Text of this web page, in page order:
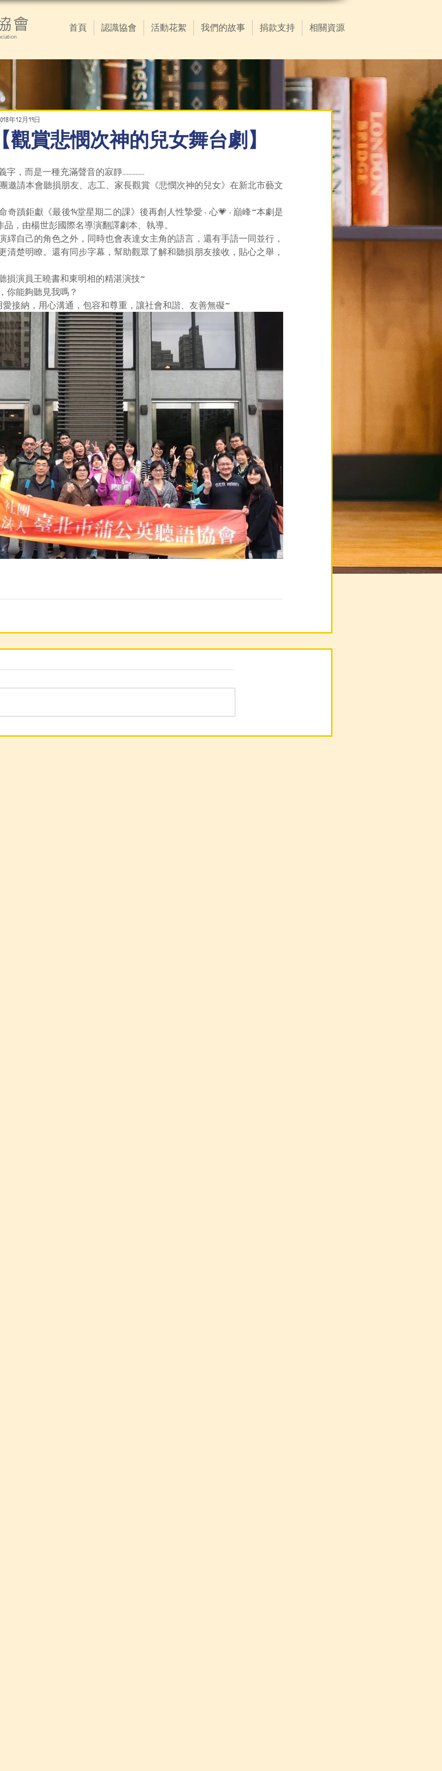
會 首頁 認識協會 活動花絮 我們的故事 捐款支持 相關資源
觀賞悲憫次神的兒女舞台劇】
年12月19日
，而是一種充滿聲音的寂靜...............
邀請本會聽損朋友、志工、家長觀賞《悲憫次神的兒女》在新北市藝文
奇蹟鉅獻《最後14堂星期二的課》後再創人性摯愛 ‧ 心💗 ‧ 巔峰~本劇是
品，由楊世彭國際名導演翻譯劇本、執導。
繹自己的角色之外，同時也會表達女主角的語言，還有手語一同並行，
清楚明瞭。還有同步字幕，幫助觀眾了解和聽損朋友接收，貼心之舉，
損演員王曉書和東明相的精湛演技~
你能夠聽見我嗎？
接納，用心溝通，包容和尊重，讓社會和諧、友善無礙~